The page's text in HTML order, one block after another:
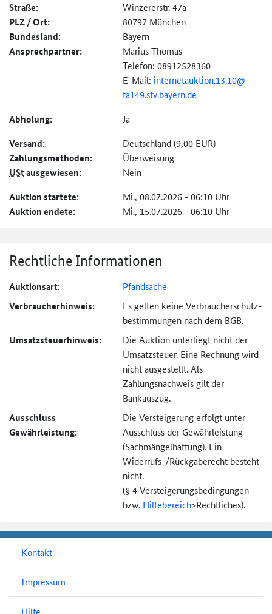
Straße: Winzererstr. 47a
PLZ / Ort: 80797 München
Bundesland: Bayern
Ansprechpartner:
Marius Thomas
Telefon: 08912528360
E-Mail: internetauktion.13.10@
fa149.stv.bayern.de
Abholung: Ja
Versand: Deutschland (9,00 EUR)
Zahlungs­methoden: Überweisung
UStausgewiesen: Nein
Auktion startete: Mi., 08.07.2026 - 06:10 Uhr
Auktion endete: Mi., 15.07.2026 - 06:10 Uhr
Rechtliche Informationen
Auktionsart: Pfandsache
Verbraucher­hinweis:
Es gelten keine Verbraucher­schutz­
bestimmungen nach dem BGB.
Umsatzsteuer­hinweis:
Die Auktion unterliegt nicht der
Umsatzsteuer. Eine Rechnung wird
nicht ausgestellt. Als
Zahlungsnachweis gilt der
Bankauszug.
Ausschluss
Gewährleistung:
Die Versteigerung erfolgt unter
Ausschluss der Gewährleistung
(Sachmängel­haftung). Ein
Widerrufs-/Rückgaberecht besteht
nicht.
(§ 4 Versteigerungs­bedingungen
bzw. Hilfebereich>Rechtliches).
Kontakt
Impressum